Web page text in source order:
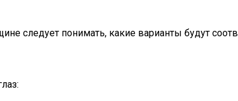
следует понимать, какие варианты будут